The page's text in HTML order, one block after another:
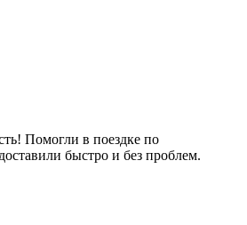
Помогли в поездке по
быстро и без проблем.